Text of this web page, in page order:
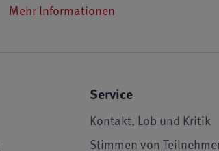
Mehr Informationen
Service
Kontakt, Lob und Kritik
Stimmen von